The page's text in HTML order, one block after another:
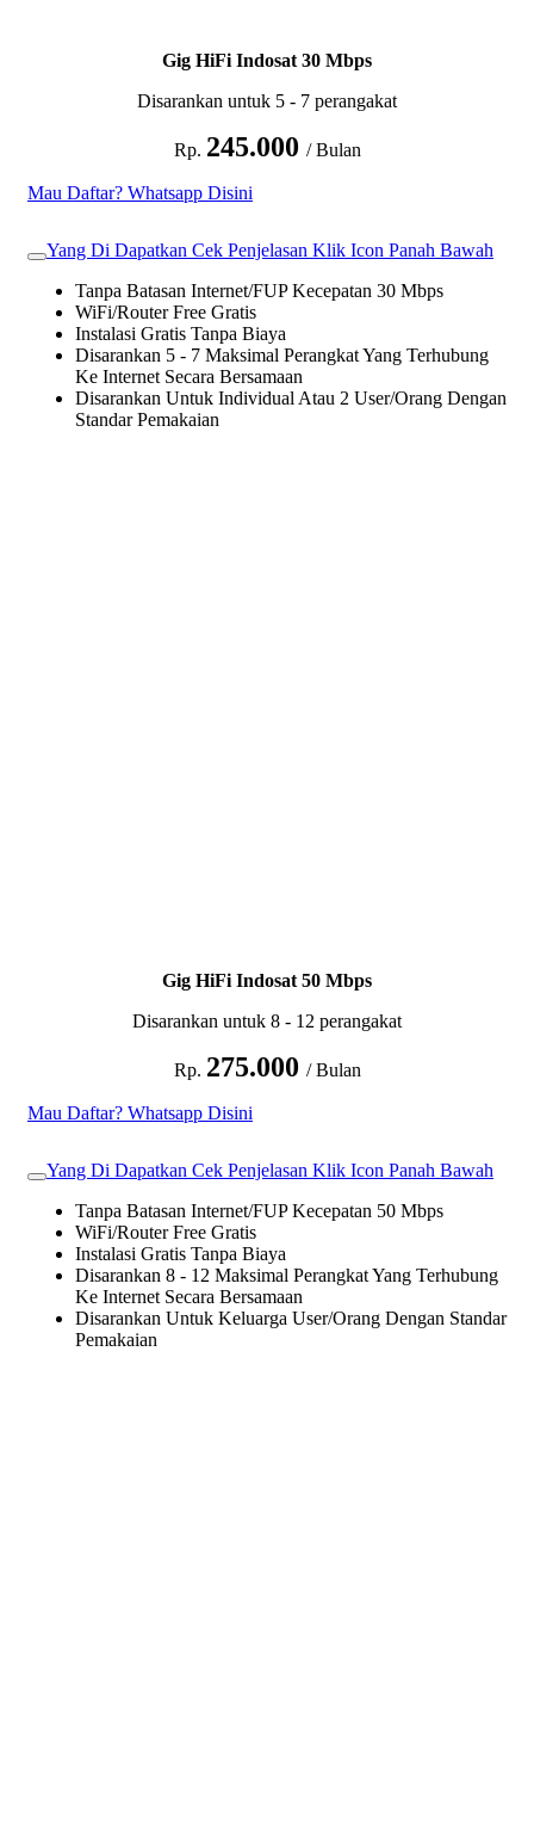
Gig HiFi Indosat 30 Mbps
Disarankan untuk 5 - 7 perangakat
Rp. 245.000 / Bulan
Mau Daftar? Whatsapp Disini
Yang Di Dapatkan Cek Penjelasan Klik Icon Panah Bawah
Tanpa Batasan Internet/FUP Kecepatan 30 Mbps
WiFi/Router Free Gratis
Instalasi Gratis Tanpa Biaya
Disarankan 5 - 7 Maksimal Perangkat Yang Terhubung
Ke Internet Secara Bersamaan
Disarankan Untuk Individual Atau 2 User/Orang Dengan
Standar Pemakaian
Gig HiFi Indosat 50 Mbps
Disarankan untuk 8 - 12 perangakat
Rp. 275.000 / Bulan
Mau Daftar? Whatsapp Disini
Yang Di Dapatkan Cek Penjelasan Klik Icon Panah Bawah
Tanpa Batasan Internet/FUP Kecepatan 50 Mbps
WiFi/Router Free Gratis
Instalasi Gratis Tanpa Biaya
Disarankan 8 - 12 Maksimal Perangkat Yang Terhubung
Ke Internet Secara Bersamaan
Disarankan Untuk Keluarga User/Orang Dengan Standar
Pemakaian